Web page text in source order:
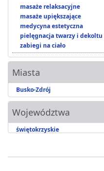
masaże relaksacyjne
masaże upiększające
medycyna estetyczna
pielęgnacja twarzy i dekoltu
zabiegi na ciało
Miasta
Busko-Zdrój
Województwa
świętokrzyskie